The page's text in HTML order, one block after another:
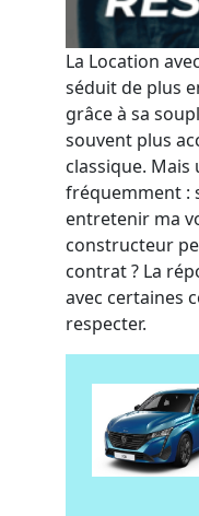
La Location
séduit de plus
grâce à sa
souvent plus
classique.
fréquemment :
entretenir ma
constructeur
contrat ? La
avec certaines
respecter.